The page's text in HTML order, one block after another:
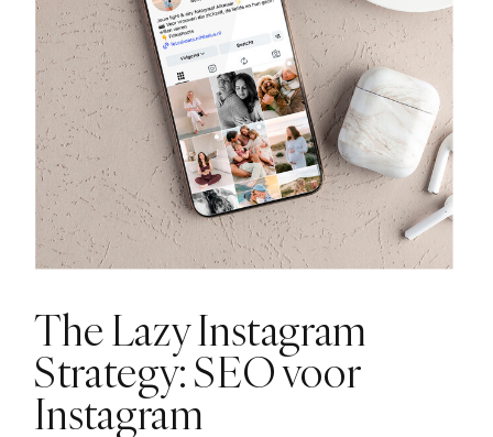
The Lazy Instagram
Strategy: SEO voor
Instagram